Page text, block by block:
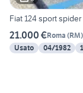
Fiat 124 sport
21.000 €Roma (RM)
Usato
04/1982